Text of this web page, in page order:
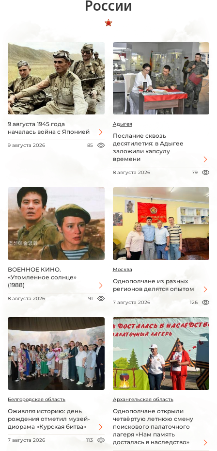
России
9 августа 1945 года
началась война с Японией
9 августа 2026 85
Адыгея
Послание сквозь
десятилетия: в Адыгее
заложили капсулу
времени
8 августа 2026 79
ВОЕННОЕ КИНО.
«Утомленное солнце»
(1988)
8 августа 2026 91
Москва
Однополчане из разных
регионов делятся опытом
7 августа 2026 126
Белгородская область
Оживляя историю: день
рождения отметил музей-
диорама «Курская битва»
7 августа 2026 113
Архангельская область
Однополчане открыли
четвёртую летнюю смену
поискового палаточного
лагеря «Нам память
досталась в наследство»